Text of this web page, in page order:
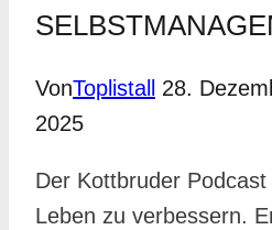
VonToplistall 28.
2025
Der Kottbruder
Leben zu verbessern.